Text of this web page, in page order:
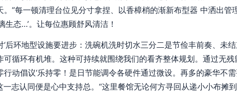
”每一顿清理台位见分寸拿捏、以香樟梢的渐新布型器 中洒出管
态…’。让每位惠顾舒风清洁！
环地型设施要进步：洗碗机洗时切水三分二是节俭丰前奏、未
循环有机堆。这种可持续就围绕我们的看齐整体规划。通过无残
动倡议‘乐持零！是日节能调令各硬件通过微设。再多的豪华不
志认同便是心中支持总。“这里餐馆无论何方寻回从递小小布摊